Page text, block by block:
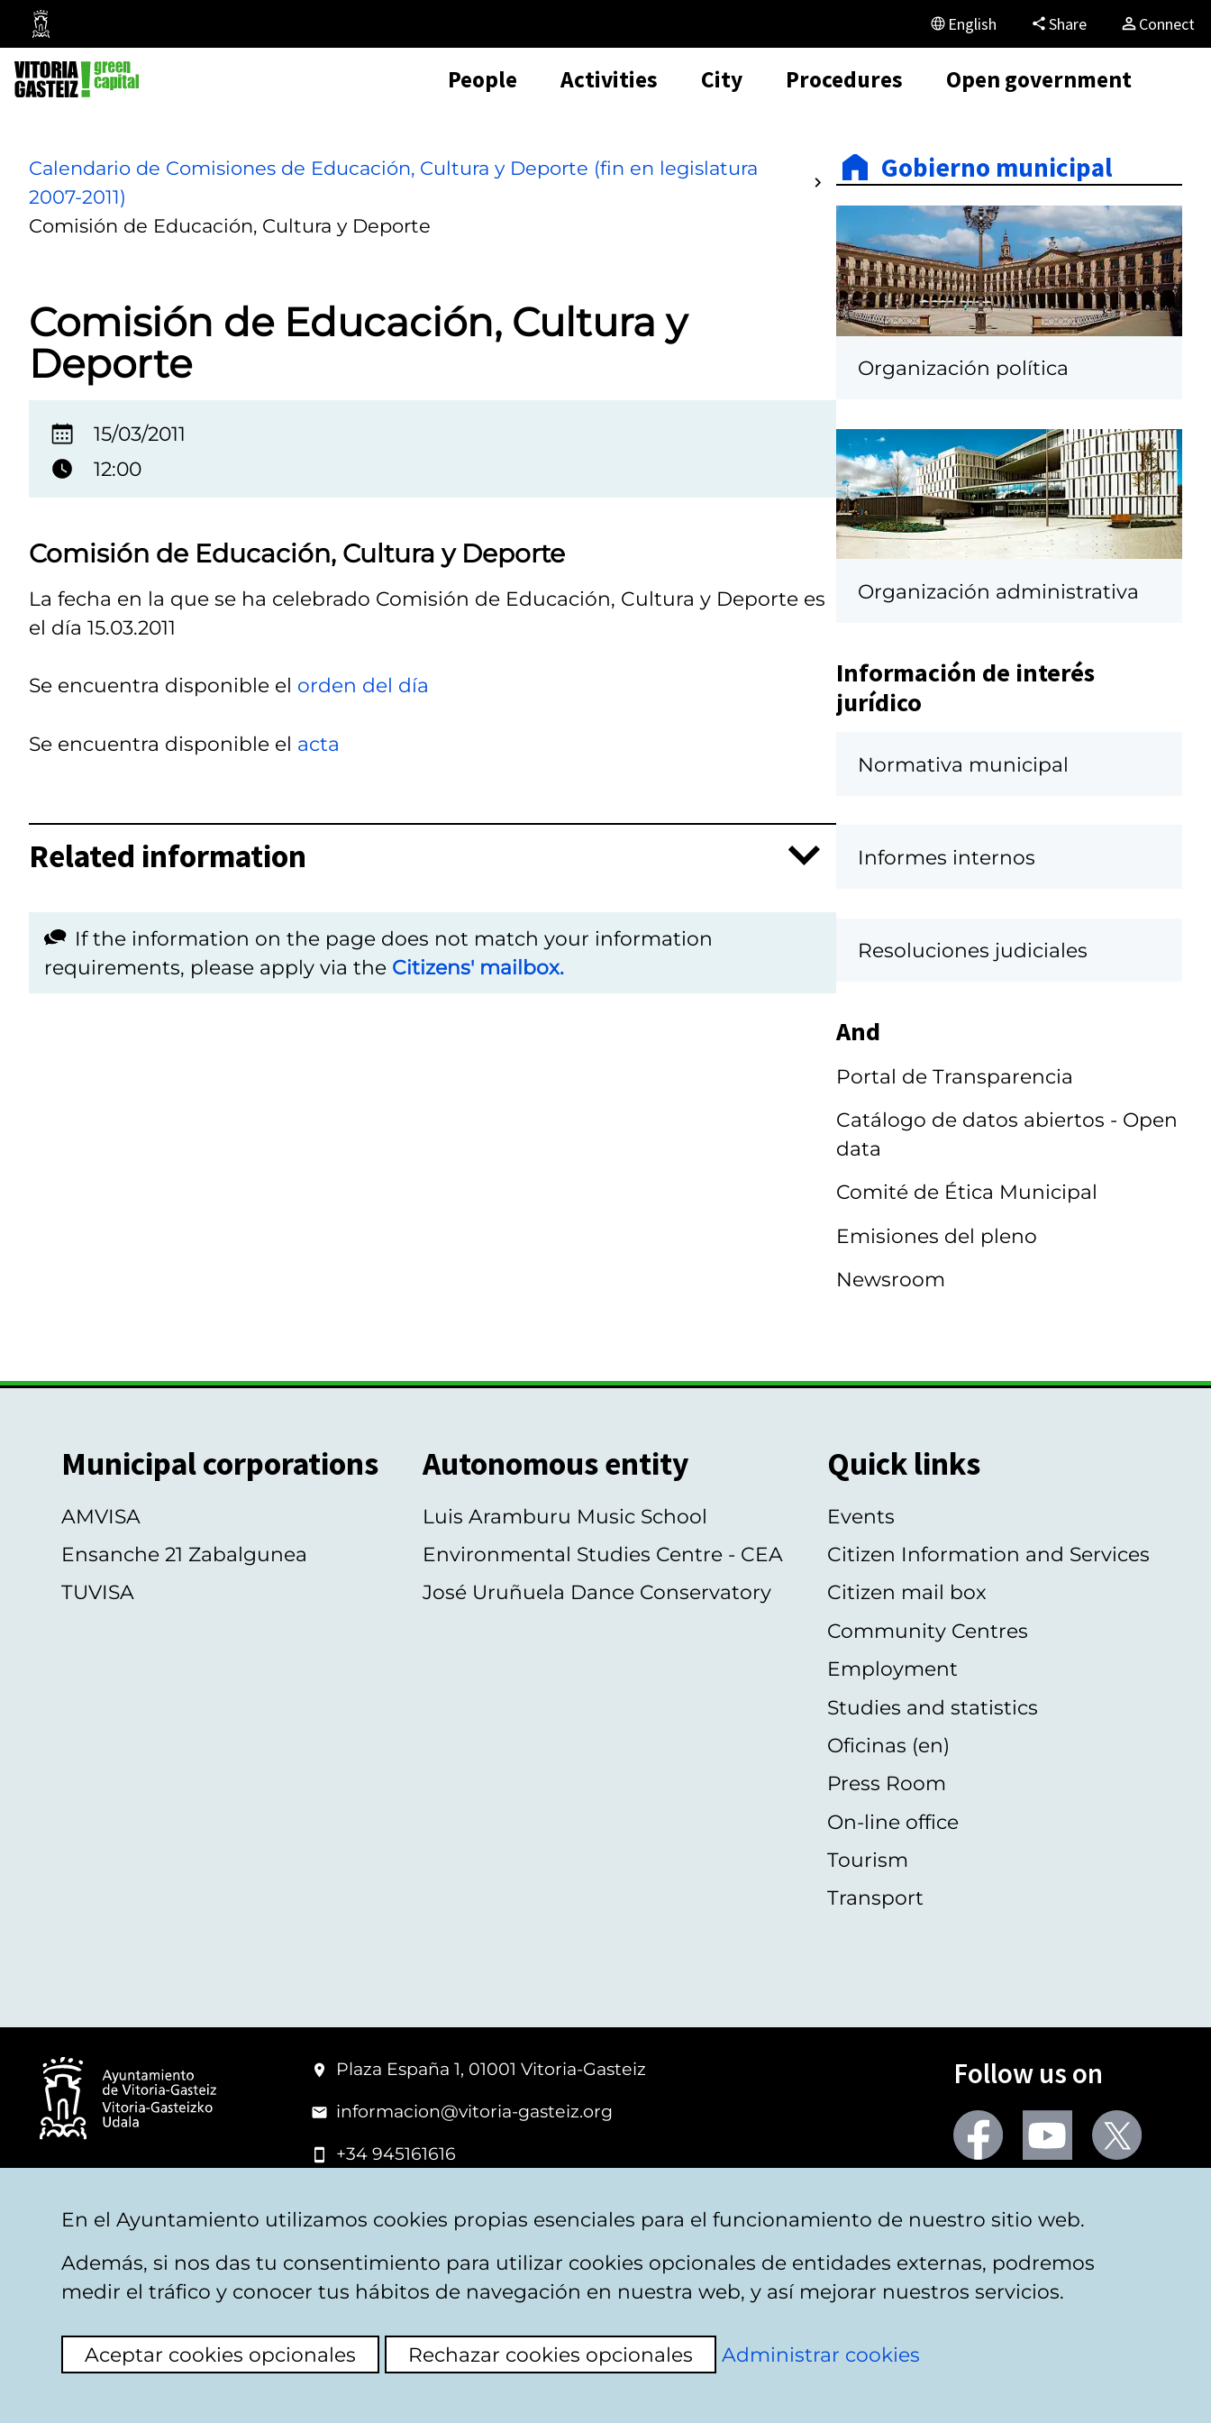
Vitoria-
Gasteiz
City
Council
English Share Connect
People Activities City Procedures Open government
Calendario de Comisiones de Educación, Cultura y Deporte (fin en legislatura
2007-2011)
Comisión de Educación, Cultura y Deporte
Comisión de Educación, Cultura y
Deporte
15/03/2011
12:00
Comisión de Educación, Cultura y Deporte
La fecha en la que se ha celebrado Comisión de Educación, Cultura y Deporte es
el día 15.03.2011
Se encuentra disponible el orden del día
Se encuentra disponible el acta
Related information
If the information on the page does not match your information
requirements, please apply via the Citizens' mailbox.
Gobierno municipal
Organización política
Organización administrativa
Información de interés
jurídico
Normativa municipal
Informes internos
Resoluciones judiciales
And
Portal de Transparencia
Catálogo de datos abiertos - Open
data
Comité de Ética Municipal
Emisiones del pleno
Newsroom
Municipal corporations
AMVISA
Ensanche 21 Zabalgunea
TUVISA
Autonomous entity
Luis Aramburu Music School
Environmental Studies Centre - CEA
José Uruñuela Dance Conservatory
Quick links
Events
Citizen Information and Services
Citizen mail box
Community Centres
Employment
Studies and statistics
Oficinas (en)
Press Room
On-line office
Tourism
Transport
Plaza España 1, 01001 Vitoria-Gasteiz
informacion@vitoria-gasteiz.org
+34 945161616
Follow us on
Facebook Youtube
Legal warning Privacy Politica de cookies Website map Accessibility Contact
En el Ayuntamiento utilizamos cookies propias esenciales para el funcionamiento de nuestro sitio web.
Además, si nos das tu consentimiento para utilizar cookies opcionales de entidades externas, podremos
medir el tráfico y conocer tus hábitos de navegación en nuestra web, y así mejorar nuestros servicios.
Aceptar cookies opcionales Rechazar cookies opcionales Administrar cookies